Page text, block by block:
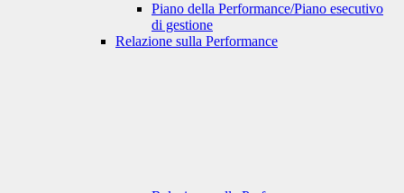
Piano della Performance/Piano esecutivo
di gestione
Relazione sulla Performance